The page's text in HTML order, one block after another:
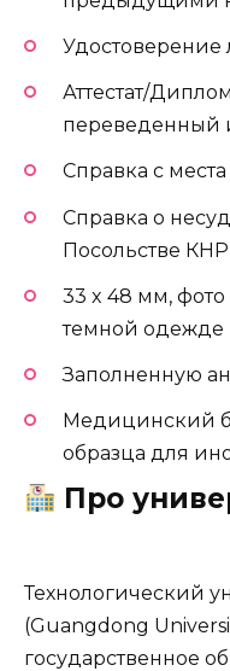
Удостоверение
Аттестат/
переведенный
Справка с
Справка о
Посольстве
33 x 48 мм, фото
темной одежде
Заполненную
Медицинский
образца для
Про
Технологический
(Guangdong
государственное